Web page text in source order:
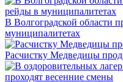
В Волгоградской области
муниципалитетах
Расчистку Медведицы